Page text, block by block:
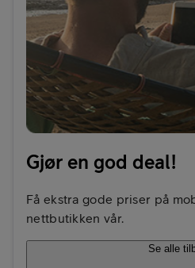
Gjør en god deal!
Få ekstra gode priser på
nettbutikken vår.
Se alle